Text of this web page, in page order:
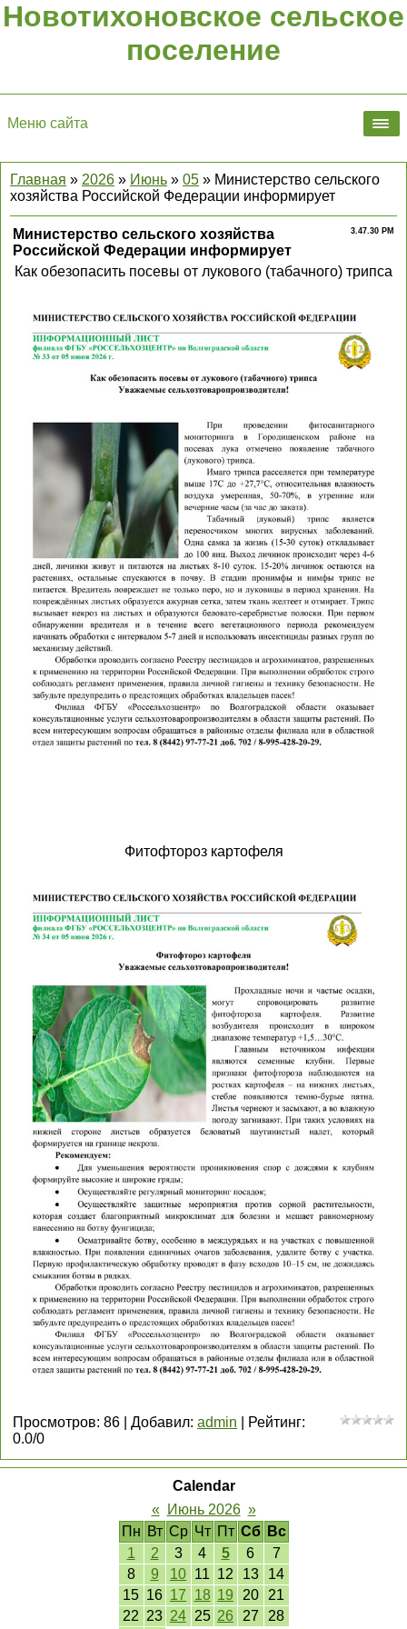
Новотихоновское сельское
поселение
Меню сайта
Главная » 2026 » Июнь » 05 » Министерство сельского
хозяйства Российской Федерации информирует
3.47.30 PM
Министерство сельского хозяйства
Российской Федерации информирует
Как обезопасить посевы от лукового (табачного) трипса
Фитофтороз картофеля
Просмотров: 86 Добавил: admin Рейтинг:
0.0/0
Calendar
«
Июнь 2026 »
Пн Вт Ср Чт Пт Сб
Вс
1
2 3 4 5 6
7
8
9 10 11 12 13
14
15 16 17 18 19 20
21
22 23 24 25 26 27 28